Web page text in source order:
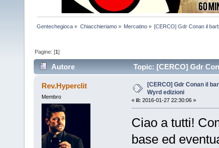
Gentechegioca » Chiacchieriamo» Mercatino» [CERCO] Gdr Conan il
Pagine: [1]
Autore Topic: [CERCO] Gdr
Rev.Hyperclit
Membro
[CERCO] Gdr Conan il
Wyrd edizioni
« il: 2016-01-27 22:30:06 »
Ciao a tutti!
base ed